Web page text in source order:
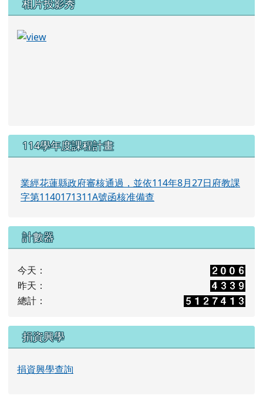
相片投影秀
114學年度課程計畫
字第1140171311A號函核准備查
計數器
今天：
昨天：
總計：
捐資興學